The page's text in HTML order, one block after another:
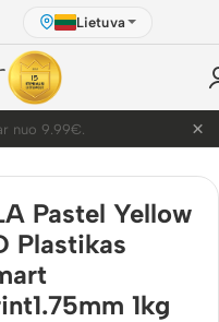
Lietuva
nuo 9.99€. ×
/PLA/ PLA Standard
Pastel Yellow
Plastikas
1kg